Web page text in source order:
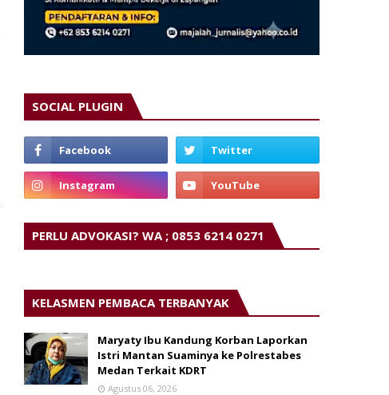
SOCIAL PLUGIN
PERLU ADVOKASI? WA ; 0853 6214 0271
KELASMEN PEMBACA TERBANYAK
Maryaty Ibu Kandung Korban Laporkan
Istri Mantan Suaminya ke Polrestabes
Medan Terkait KDRT
Agustus 06, 2026